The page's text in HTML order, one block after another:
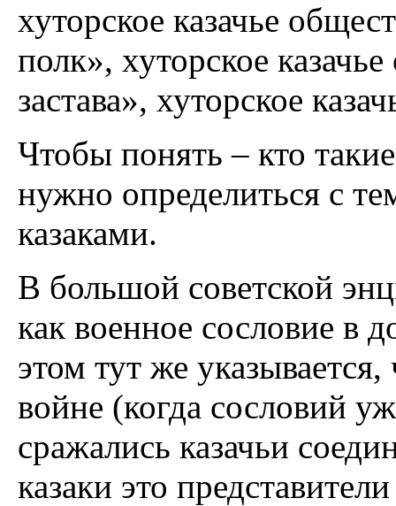
хуторское казачье
полк», хуторское
застава», хуторское
Чтобы понять – кто
нужно определиться с
казаками.
В большой советской
как военное сословие в
этом тут же
войне (когда сословий
сражались казачьи
казаки это